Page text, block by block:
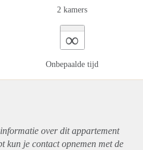
2 kamers
∞
Onbepaalde tijd
over ditappartement
kun je contact opnemen met de